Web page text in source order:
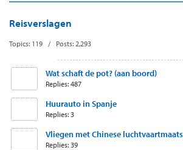
Reisverslagen
Topics: 119 / Posts: 2,293
Wat schaft de pot? (aan boord)
Replies: 487
Huurauto in Spanje
Replies: 3
Vliegen met Chinese
Replies: 39